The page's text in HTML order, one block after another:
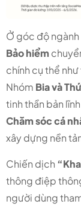
Ở góc độ ngành
Bảo hiểm
chính cụ thể
Nhóm Bia và
tinh thần bản
Chăm sóc cá
xây dựng nền
Chiến dịch
thông điệp
người dùng